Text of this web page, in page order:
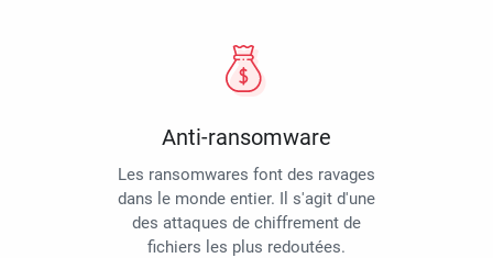
Anti-ransomware
Les ransomwares font des ravages
dans le monde entier. Il s'agit d'une
des attaques de chiffrement de
fichiers les plus redoutées.